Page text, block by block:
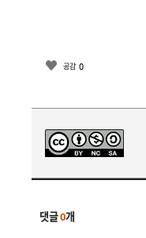
공감 0
댓글0개